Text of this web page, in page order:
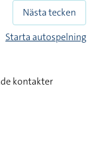
Nästa tecken
Starta autospelning
kontakter